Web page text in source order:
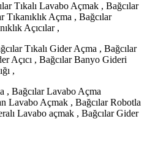
Tıkalı Lavabo Açmak , Bağcılar
Açma , Bağcılar
Açıcılar ,
Tıkalı Gider Açma , Bağcılar
Açıcı , Bağcılar Banyo Gideri
,
, Bağcılar Lavabo Açma
Lavabo Açmak , Bağcılar Robotla
Lavabo açmak , Bağcılar Gider